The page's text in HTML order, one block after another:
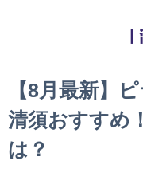
【8月最新】
清須おすすめ
は？